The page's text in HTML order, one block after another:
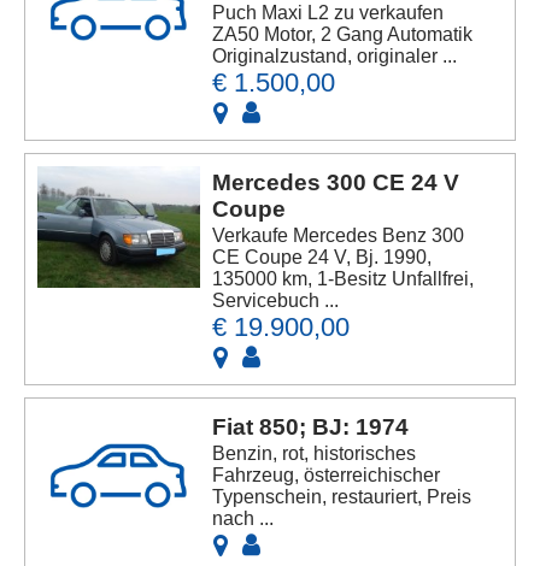
Puch Maxi L2 zu verkaufen
ZA50 Motor, 2 Gang Automatik
Originalzustand, originaler ...
€ 1.500,00
Mercedes 300 CE 24 V
Coupe
Verkaufe Mercedes Benz 300
CE Coupe 24 V, Bj. 1990,
135000 km, 1-Besitz Unfallfrei,
Servicebuch ...
€ 19.900,00
Fiat 850; BJ: 1974
Benzin, rot, historisches
Fahrzeug, österreichischer
Typenschein, restauriert, Preis
nach ...